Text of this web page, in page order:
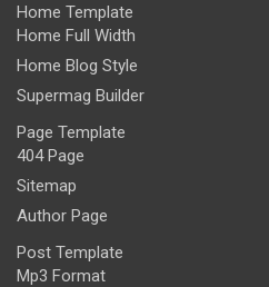
Home Template
Home Full Width
Home Blog Style
Supermag Builder
Page Template
404 Page
Sitemap
Author Page
Post Template
Mp3 Format